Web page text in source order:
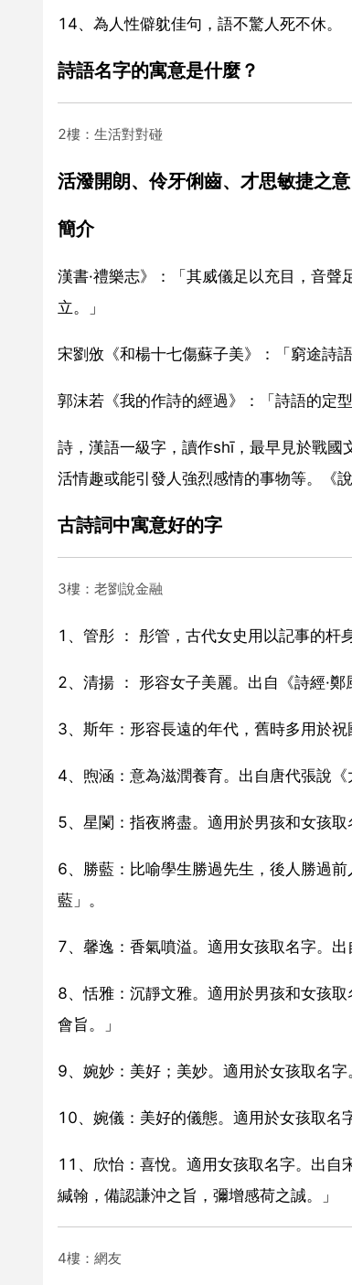
14、為人性僻躭佳句，語不驚人死不休。
詩語名字的寓意是什麼？
2樓：生活對對碰
活潑開朗、伶牙俐齒、才思敏捷之意
簡介
漢書·禮樂志》：「其威儀足以充目，音
立。」
宋劉攽《和楊十七傷蘇子美》：「窮途詩
郭沫若《我的作詩的經過》：「詩語的定
詩，漢語一級字，讀作shī，最早見於戰國
活情趣或能引發人強烈感情的事物等。《
古詩詞中寓意好的字
3樓：老劉說金融
1、管彤 ： 彤管，古代女史用以記事的杆
2、清揚 ： 形容女子美麗。出自《詩經·鄭
3、斯年：形容長遠的年代，舊時多用於祝
4、煦涵：意為滋潤養育。出自唐代張說
5、星闌：指夜將盡。適用於男孩和女孩
6、勝藍：比喻學生勝過先生，後人勝過
藍」。
7、馨逸：香氣噴溢。適用女孩取名字。出
8、恬雅：沉靜文雅。適用於男孩和女孩
會旨。」
9、婉妙：美好；美妙。適用於女孩取名字
10、婉儀：美好的儀態。適用於女孩取名
11、欣怡：喜悅。適用女孩取名字。出自
緘翰，備認謙沖之旨，彌增感荷之誠。」
4樓：網友